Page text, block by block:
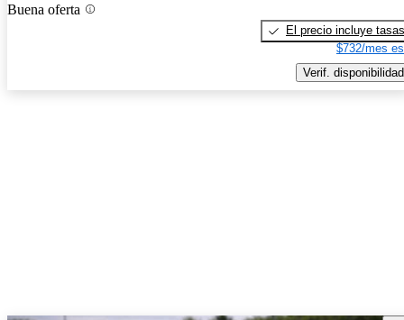
Buena oferta
El precio incluye tasas
$732/mes
Verif. disponibilidad